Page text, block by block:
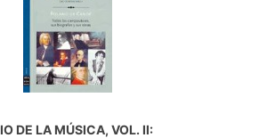
DE LA MÚSICA, VOL. II: